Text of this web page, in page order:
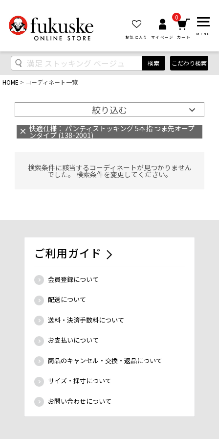
お気に入り マイページ
0
カート
MENU
検索 こだわり検索
HOME コーディネート一覧
絞り込む
快適仕様： パンティストッキング 5本指 つま先オープ
ンタイプ (138-2001)
検索条件に該当するコーディネートが見つかりません
でした。 検索条件を変更してください。
ご利用ガイド
会員登録について
配送について
送料・決済手数料について
お支払いについて
商品のキャンセル・交換・返品について
サイズ・採寸について
お問い合わせについて